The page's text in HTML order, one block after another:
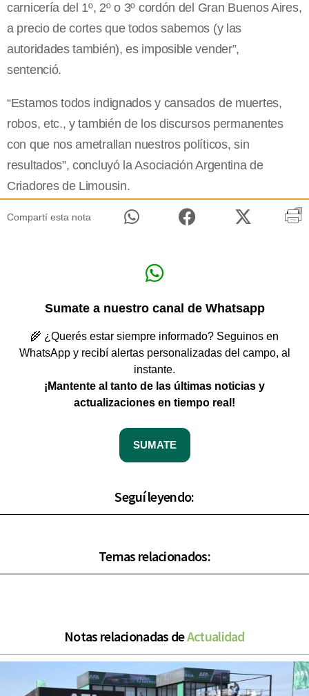
carnicería del 1º, 2º o 3º cordón del Gran Buenos Aires,
a precio de cortes que todos sabemos (y las
autoridades también), es imposible vender”,
sentenció.
“Estamos todos indignados y cansados de muertes,
robos, etc., y también de los discursos permanentes
con que nos ametrallan nuestros políticos, sin
resultados”, concluyó la Asociación Argentina de
Criadores de Limousin.
Compartí esta nota
Sumate a nuestro canal de Whatsapp
🌾 ¿Querés estar siempre informado? Seguinos en
WhatsApp y recibí alertas personalizadas del campo, al
instante.
¡Mantente al tanto de las últimas noticias y
actualizaciones en tiempo real!
SUMATE
Seguí leyendo:
Temas relacionados:
Notas relacionadas deActualidad